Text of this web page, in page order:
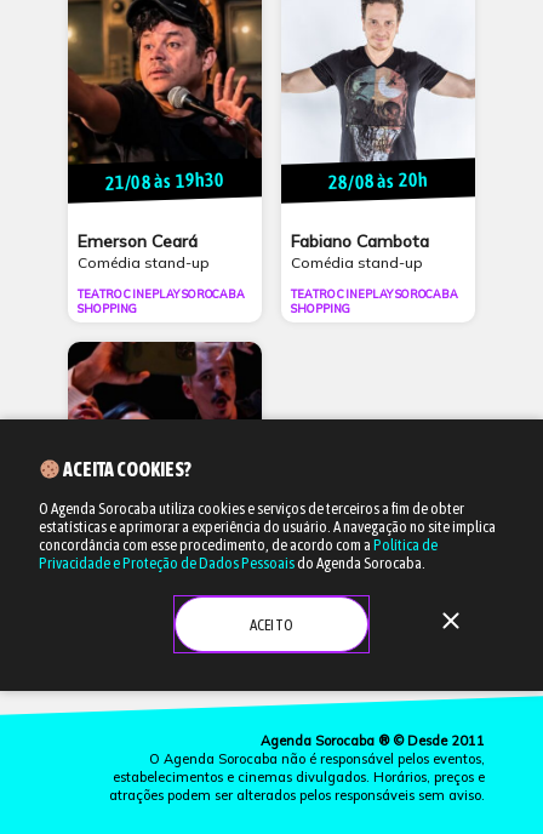
21/08 às 19h30
Emerson Ceará
Comédia stand-up
TEATRO CINEPLAY SOROCABA
SHOPPING
28/08 às 20h
Fabiano Cambota
Comédia stand-up
TEATRO CINEPLAY SOROCABA
SHOPPING
29/08 às 20h
Agenda Sorocaba ® © Desde 2011
O Agenda Sorocaba não é responsável pelos eventos,
estabelecimentos e cinemas divulgados. Horários, preços e
atrações podem ser alterados pelos responsáveis sem aviso.
ACEITA COOKIES?
O Agenda Sorocaba utiliza cookies e serviços de terceiros a fim de obter
estatísticas e aprimorar a experiência do usuário. A navegação no site implica
concordância com esse procedimento, de acordo com a Política de
Privacidade e Proteção de Dados Pessoaisdo Agenda Sorocaba.
ACEITO close